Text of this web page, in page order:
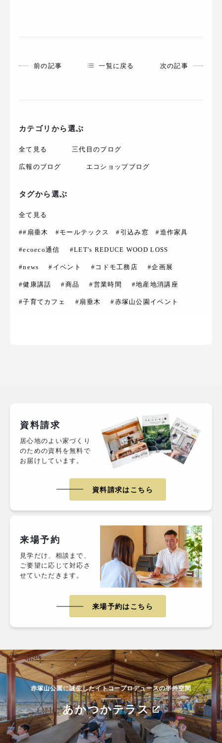
前の記事 一覧に戻る 次の記事
カテゴリから選ぶ
全て見る 三代目のブログ
広報のブログ エコショップブログ
タグから選ぶ
全て見る
##扇垂木 #モールテックス #引込み窓 #造作家具
#ecoeco通信 #LET's REDUCE WOOD LOSS
#news #イベント #コドモ工務店 #企画展
#健康講話 #商品 #営業時間 #地産地消講座
#子育てカフェ #扇垂木 #赤塚山公園イベント
資料請求
居心地のよい家づくり
のための資料を無料で
お届けしています。
資料請求はこちら
来場予約
見学だけ、相談まで、
ご要望に応じて対応さ
せていただきます。
来場予約はこちら
赤塚山公園に誕生したイトコープロデュースの半外空間
あかつかテラス